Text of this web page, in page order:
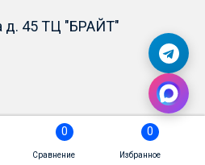
д. 45 ТЦ "БРАЙТ"
0
Сравнение
0
Избранное